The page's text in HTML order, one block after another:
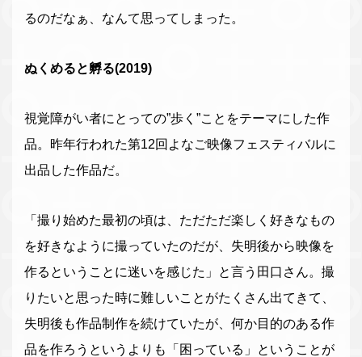
るのだなぁ、なんて思ってしまった。
ぬくめると孵る(2019)
視覚障がい者にとっての”歩く”ことをテーマにした作
品。昨年行われた第12回よなご映像フェスティバルに
出品した作品だ。
「撮り始めた最初の頃は、ただただ楽しく好きなもの
を好きなように撮っていたのだが、失明後から映像を
作るということに迷いを感じた」と言う田口さん。撮
りたいと思った時に難しいことがたくさん出てきて、
失明後も作品制作を続けていたが、何か目的のある作
品を作ろうというよりも「困っている」ということが